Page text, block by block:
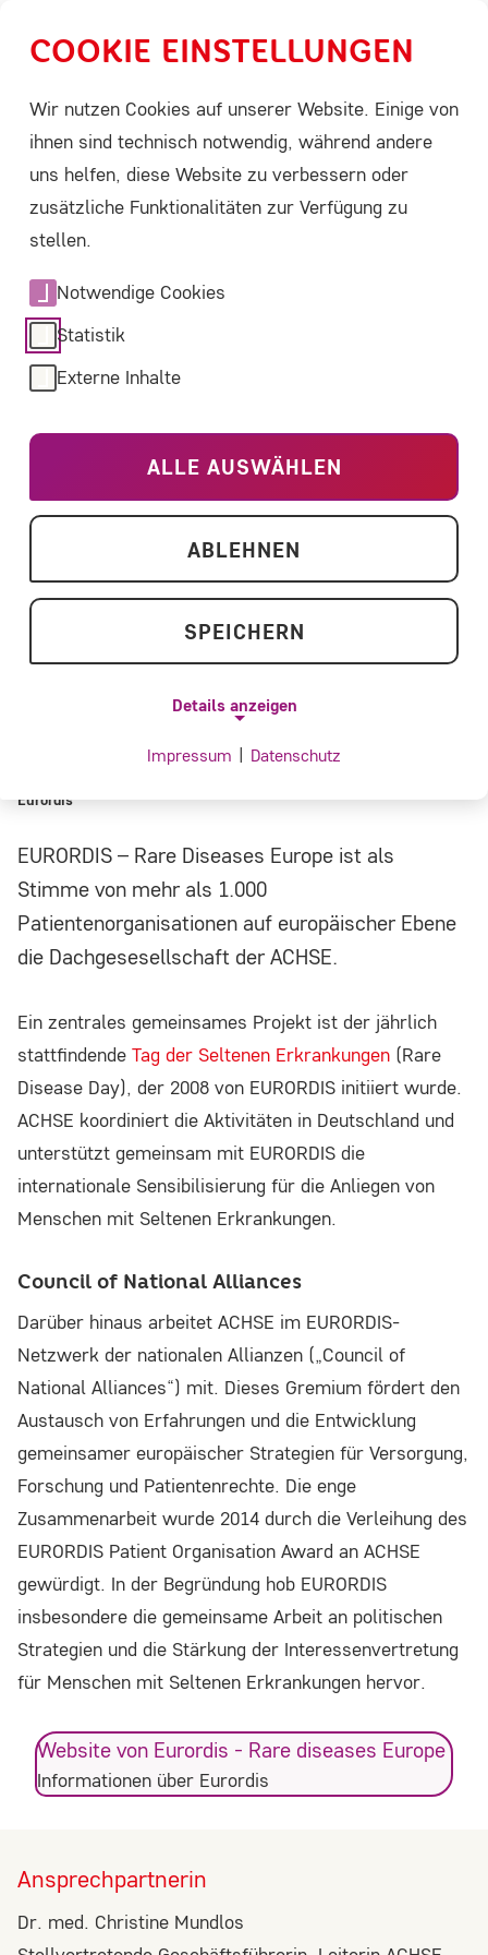
Leichte Sprache Suche
EURORDIS - Rare Diseases Europe
Muttergesellschaft
der ACHSE
ACHSE ist Mitglied von EURORDIS und bringt die
deutsche Perspektiven in europäische Initiativen,
politische Prozesse und Patientenvertretungen ein.
Eurordis
EURORDIS – Rare Diseases Europe ist als
Stimme von mehr als 1.000
Patientenorganisationen auf europäischer Ebene
die Dachgesesellschaft der ACHSE.
Ein zentrales gemeinsames Projekt ist der jährlich
stattfindende Tag der Seltenen Erkrankungen (Rare
Disease Day), der 2008 von EURORDIS initiiert wurde.
ACHSE koordiniert die Aktivitäten in Deutschland und
unterstützt gemeinsam mit EURORDIS die
internationale Sensibilisierung für die Anliegen von
Menschen mit Seltenen Erkrankungen.
Council of National Alliances
Darüber hinaus arbeitet ACHSE im EURORDIS-
Netzwerk der nationalen Allianzen („Council of
National Alliances“) mit. Dieses Gremium fördert den
Austausch von Erfahrungen und die Entwicklung
gemeinsamer europäischer Strategien für Versorgung,
Forschung und Patientenrechte. Die enge
Zusammenarbeit wurde 2014 durch die Verleihung des
EURORDIS Patient Organisation Award an ACHSE
gewürdigt. In der Begründung hob EURORDIS
insbesondere die gemeinsame Arbeit an politischen
Strategien und die Stärkung der Interessenvertretung
für Menschen mit Seltenen Erkrankungen hervor.
Website von Eurordis - Rare diseases Europe
Informationen über Eurordis
Ansprechpartnerin
Dr. med. Christine Mundlos
COOKIE EINSTELLUNGEN
Wir nutzen Cookies auf unserer Website. Einige von
ihnen sind technisch notwendig, während andere
uns helfen, diese Website zu verbessern oder
zusätzliche Funktionalitäten zur Verfügung zu
stellen.
Notwendige Cookies
Statistik
Externe Inhalte
ALLE AUSWÄHLEN
ABLEHNEN
SPEICHERN
Details anzeigen
grundlegende Funktionen und sind für die
einwandfreie Funktion der Website
erforderlich.
Name:
cookie_consent
Zweck:
Dieser Cookie speichert die ausgewählten
Einverständnis-Optionen des Benutzers
Cookie Laufzeit:
STATISTIK
Statistik Cookies erfassen Informationen
anonym. Diese Informationen helfen uns zu
verstehen, wie unsere Besucher unsere
Website nutzen.
Google Analytics
Name:
_ga, _gid, _gat
Anbieter:
Wir verwenden Google Analytics, um die
Daten über Ihr Nutzungsverhalten (z.B.
besuchte Seiten, Verweildauer) erfasst und
statistisch ausgewertet.
Impressum | Datenschutz